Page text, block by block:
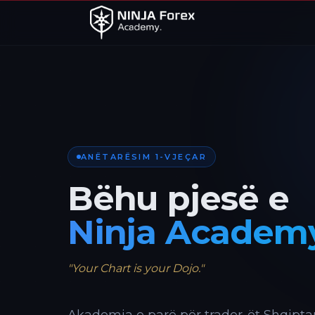
ANËTARËSIM 1-VJEÇAR
Bëhu pjesë e
Ninja
"Your Chart is your Dojo."